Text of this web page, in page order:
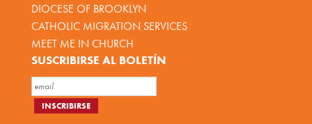
DIOCESE OF BROOKLYN
CATHOLIC MIGRATION SERVICES
MEET ME IN CHURCH
SUSCRIBIRSE AL BOLETÍN